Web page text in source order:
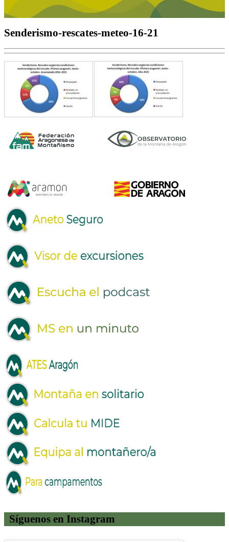
Senderismo-rescates-meteo-16-21
Síguenos en Instagram